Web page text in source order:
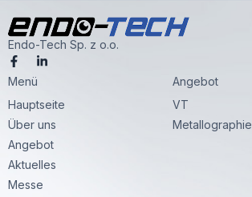
Endo-Tech Sp. z o.o.
F
a
c
b
o
o
k
f
L
i
e
i
n
i
Menü
Hauptseite
Über uns
Angebot
Aktuelles
Messe
Angebot
VT
Metallographie